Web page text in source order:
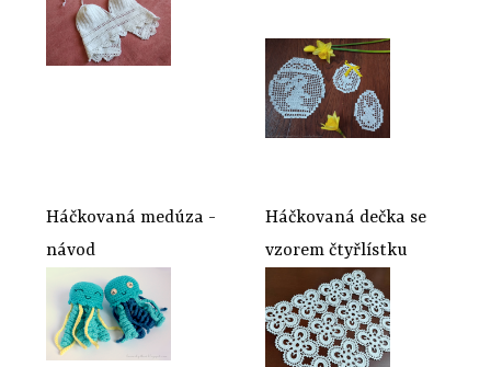
Háčkovaná medúza -
návod
Háčkovaná dečka se
vzorem čtyřlístku